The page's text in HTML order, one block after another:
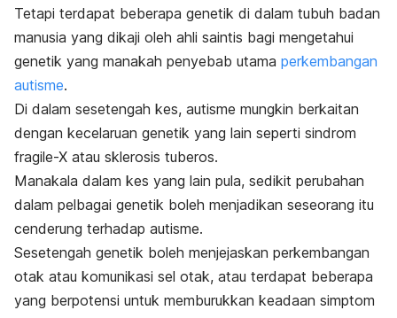
Tetapi terdapat beberapa genetik di dalam tubuh badan
manusia yang dikaji oleh ahli saintis bagi mengetahui
genetik yang manakah penyebab utama perkembangan
autisme.
Di dalam sesetengah kes, autisme mungkin berkaitan
dengan kecelaruan genetik yang lain seperti sindrom
fragile-X atau sklerosis tuberos.
Manakala dalam kes yang lain pula, sedikit perubahan
dalam pelbagai genetik boleh menjadikan seseorang itu
cenderung terhadap autisme.
Sesetengah genetik boleh menjejaskan perkembangan
otak atau komunikasi sel otak, atau terdapat beberapa
yang berpotensi untuk memburukkan keadaan simptom